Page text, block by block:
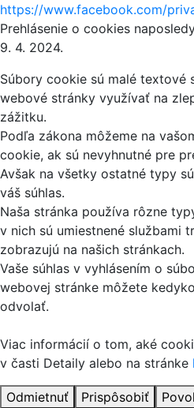
https://www.facebook.com/
Prehlásenie o cookies
9. 4. 2024.
Súbory cookie sú malé textové
webové stránky využívať na
zážitku.
Podľa zákona môžeme na
cookie, ak sú nevyhnutné pre
Avšak na všetky ostatné typy
váš súhlas.
Naša stránka používa rôzne
v nich sú umiestnené službami
zobrazujú na našich stránkach.
Vaše súhlas v vyhlásením o
webovej stránke môžete
odvolať.
Viac informácií o tom, aké
v časti Detaily alebo na stránke
Odmietnuť Prispôsobiť